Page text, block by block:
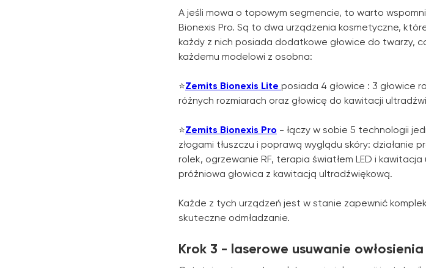
A jeśli mowa o topowym segmencie, to warto
Bionexis Pro. Są to dwa urządzenia kosmetyczne,
każdy z nich posiada dodatkowe głowice do twarzy,
każdemu modelowi z osobna:
⭐️Zemits Bionexis Lite posiada 4 głowice : 3 głowice
różnych rozmiarach oraz głowicę do kawitacji
⭐️Zemits Bionexis Pro - łączy w sobie 5 technologii
złogami tłuszczu i poprawą wyglądu skóry: działanie
rolek, ogrzewanie RF, terapia światłem LED i
próżniowa głowica z kawitacją ultradźwiękową.
Każde z tych urządzeń jest w stanie zapewnić
skuteczne odmładzanie.
Krok 3 - laserowe usuwanie owłosienia